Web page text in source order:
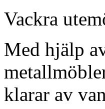
Vackra
Med hjälp
klarar av